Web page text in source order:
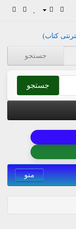
جستجو
جستجو
منو